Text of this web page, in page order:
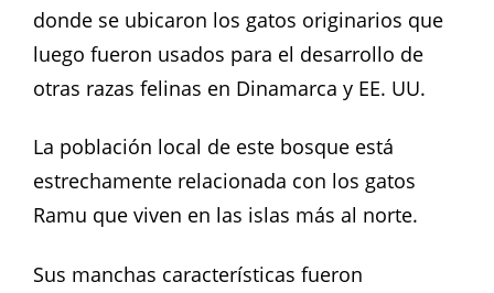
donde se ubicaron los gatos originarios que
luego fueron usados para el desarrollo de
otras razas felinas en Dinamarca y EE. UU.
La población local de este bosque está
estrechamente relacionada con los gatos
Ramu que viven en las islas más al norte.
Sus manchas características fueron